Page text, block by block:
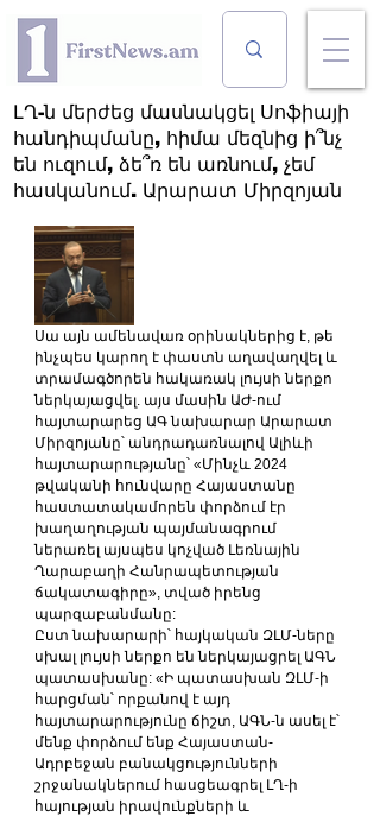
ԼՂ-ն մերժեց մասնակցել Սոֆիայի
հանդիպմանը, հիմա մեզնից ի՞նչ
են ուզում, ձե՞ռ են առնում, չեմ
հասկանում. Արարատ Միրզոյան
Սա այն ամենավառ օրինակներից է, թե
ինչպես կարող է փաստն աղավաղվել և
տրամագծորեն հակառակ լույսի ներքո
ներկայացվել. այս մասին ԱԺ-ում
հայտարարեց ԱԳ նախարար Արարատ
Միրզոյանը՝ անդրադառնալով Ալիևի
հայտարարությանը՝ «Մինչև 2024
թվականի հունվարը Հայաստանը
հաստատակամորեն փորձում էր
խաղաղության պայմանագրում
ներառել այսպես կոչված Լեռնային
Ղարաբաղի Հանրապետության
ճակատագիրը», տված իրենց
պարզաբանմանը:
Ըստ նախարարի՝ հայկական ԶԼՄ-ները
սխալ լույսի ներքո են ներկայացրել ԱԳՆ
պատասխանը: «Ի պատասխան ԶԼՄ-ի
հարցման՝ որքանով է այդ
հայտարարությունը ճիշտ, ԱԳՆ-ն ասել է՝
մենք փորձում ենք Հայաստան-
Ադրբեջան բանակցությունների
շրջանակներում հասցեագրել ԼՂ-ի
հայության իրավունքների և